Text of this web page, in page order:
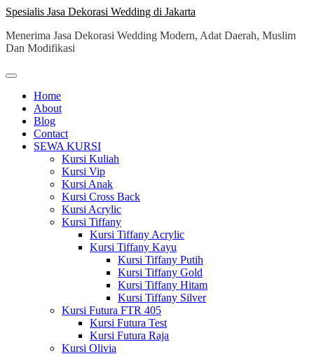
Skip
content
Spesialis Jasa Dekorasi Wedding di Jakarta
Menerima Jasa Dekorasi Wedding Modern, Adat Daerah, Muslim
Dan Modifikasi
Home
About
Blog
Contact
SEWA KURSI
Kursi Kuliah
Kursi Vip
Kursi Anak
Kursi Cross Back
Kursi Acrylic
Kursi Tiffany
Kursi Tiffany Acrylic
Kursi Tiffany Kayu
Kursi Tiffany Putih
Kursi Tiffany Gold
Kursi Tiffany Hitam
Kursi Tiffany Silver
Kursi Futura FTR 405
Kursi Futura Test
Kursi Futura Raja
Kursi Olivia